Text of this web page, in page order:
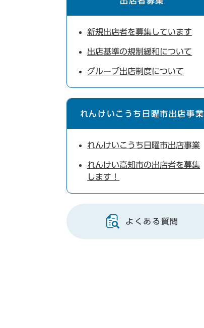
新規出店者を募集しています
出店基準の規制緩和について
グループ出店制度について
れんけいこうち日曜市出店事業
れんけいこうち日曜市出店事業
れんけい高知市の出店者を募集
します！
よくある質問